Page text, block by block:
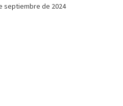
septiembre de 2024